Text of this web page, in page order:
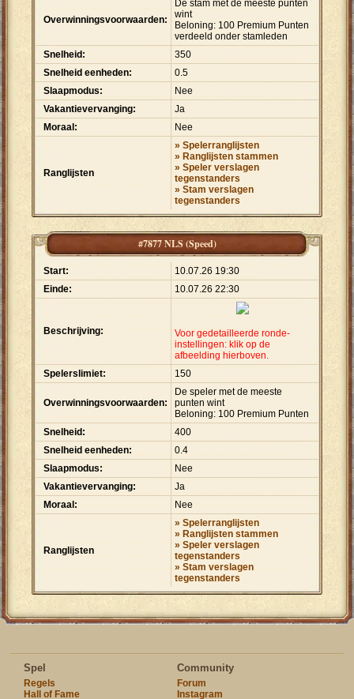
Overwinningsvoorwaarden:
De stam met de meeste punten
wint
Beloning: 100 Premium Punten
verdeeld onder stamleden
Snelheid:
350
Snelheid eenheden:
0.5
Slaapmodus:
Nee
Vakantievervanging:
Ja
Moraal:
Nee
Ranglijsten
» Spelerranglijsten
» Ranglijsten stammen
» Speler verslagen
tegenstanders
» Stam verslagen
tegenstanders
#7877 NLS (Speed)
Start:
10.07.26 19:30
Einde:
10.07.26 22:30
Beschrijving:
Voor gedetailleerde ronde-
instellingen: klik op de
afbeelding hierboven.
Spelerslimiet:
150
Overwinningsvoorwaarden:
De speler met de meeste
punten wint
Beloning: 100 Premium Punten
Snelheid:
400
Snelheid eenheden:
0.4
Slaapmodus:
Nee
Vakantievervanging:
Ja
Moraal:
Nee
Ranglijsten
» Spelerranglijsten
» Ranglijsten stammen
» Speler verslagen
tegenstanders
» Stam verslagen
tegenstanders
Spel
Regels
Hall of Fame
Community
Forum
Instagram